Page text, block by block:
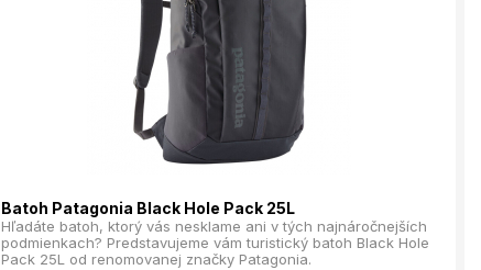
Batoh Patagonia Black Hole Pack 25L
Hľadáte batoh, ktorý vás nesklame ani v tých najnáročnejších
podmienkach? Predstavujeme vám turistický batoh Black Hole
Pack 25L od renomovanej značky Patagonia.